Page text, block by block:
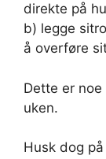
direkte på
b) legge
å overføre
Dette er
uken.
Husk dog